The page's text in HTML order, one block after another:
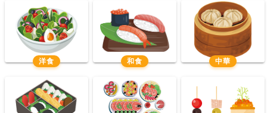
洋食 和食 中華